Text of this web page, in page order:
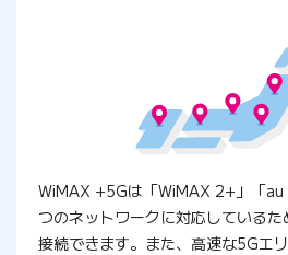
WiMAX +5Gは「WiMAX 2+」「
つのネットワークに対応している
接続できます。また、高速な5Gエ